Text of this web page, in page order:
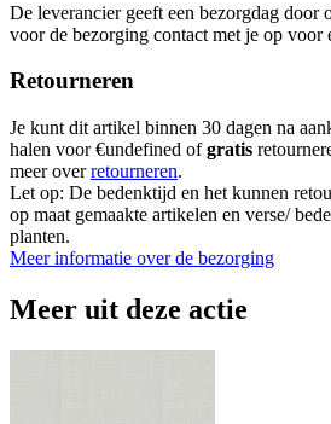
De leverancier geeft een bezorgdag door
voor de bezorging contact met je op voor
Retourneren
Je kunt dit artikel binnen 30 dagen na
halen voor €undefined ofgratis
meer overretourneren.
Let op: De bedenktijd en het kunnen
op maat gemaakte artikelen en verse/
planten.
Meer informatie over de bezorging
Meer uit deze actie